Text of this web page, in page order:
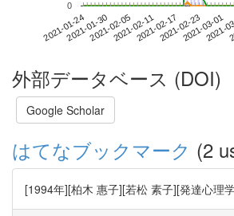
2021-01-242021-01-302021-02-052021-02-112021-02-172021-02-232021-03-01
2021-
0
外部データベース (DOI)
Google Scholar
はてなブックマーク (2
[1994年][柏木 惠子][若松 素子][発達心理